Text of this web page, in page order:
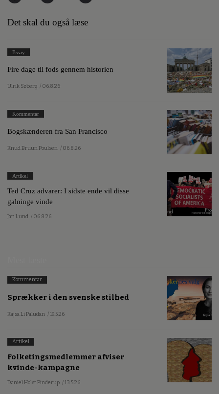
Det skal du også læse
Essay
Fire dage til fods gennem historien
Ulrik Søberg / 06.8.26
Kommentar
Bogskænderen fra San Francisco
Knud Bruun Poulsen / 06.8.26
Artikel
Ted Cruz advarer: I sidste ende vil disse
galninge vinde
Jan Lund / 06.8.26
Kommentar
Sprækker i den svenske stilhed
Kajsa Li Paludan / 19.5.26
Artikel
Folketingsmedlemmer afviser
kvinde-kampagne
Daniel Holst Pinderup / 13.5.26